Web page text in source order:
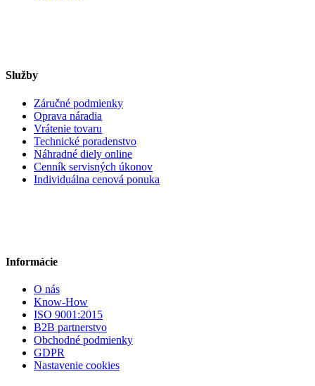
Služby
Záručné podmienky
Oprava náradia
Vrátenie tovaru
Technické poradenstvo
Náhradné diely online
Cenník servisných úkonov
Individuálna cenová ponuka
Informácie
O nás
Know-How
ISO 9001:2015
B2B partnerstvo
Obchodné podmienky
GDPR
Nastavenie cookies